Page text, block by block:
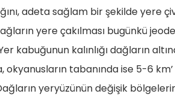
adeta sağlam bir şekilde yere
yere çakılması bugünkü
kabuğunun kalınlığı dağların
tabanında ise 5-6
yeryüzünün değişik